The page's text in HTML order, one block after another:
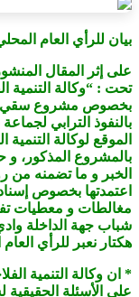
بيان للرأي العام
تحت : “وكالة التنمية
بالنفوذ الترابي
بالمشروع المذكور، و
الخبر و ما تضمنه من
اعتمدتها بخصوص
مغالطات و معطيات
هكتار نعبر للرأي
على الأسئلة الحقيقية